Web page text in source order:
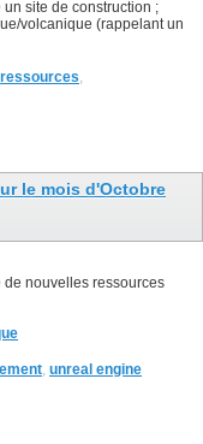
site de construction ;
volcanique (rappelant un
ressources,
le mois d'Octobre
de nouvelles ressources
, unreal engine